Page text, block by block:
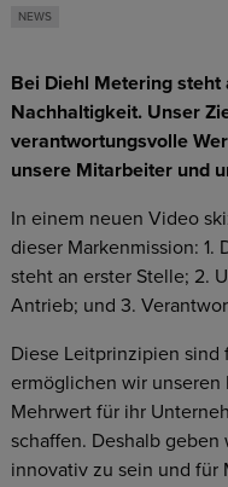
NEWS
Bei Diehl Metering
Nachhaltigkeit. Unser
verantwortungsvolle
unsere Mitarbeiter und
In einem neuen Video
dieser Markenmission:
steht an erster Stelle; 2.
Antrieb; und 3.
Diese Leitprinzipien sind
ermöglichen wir
Mehrwert für ihr
schaffen. Deshalb
innovativ zu sein und für